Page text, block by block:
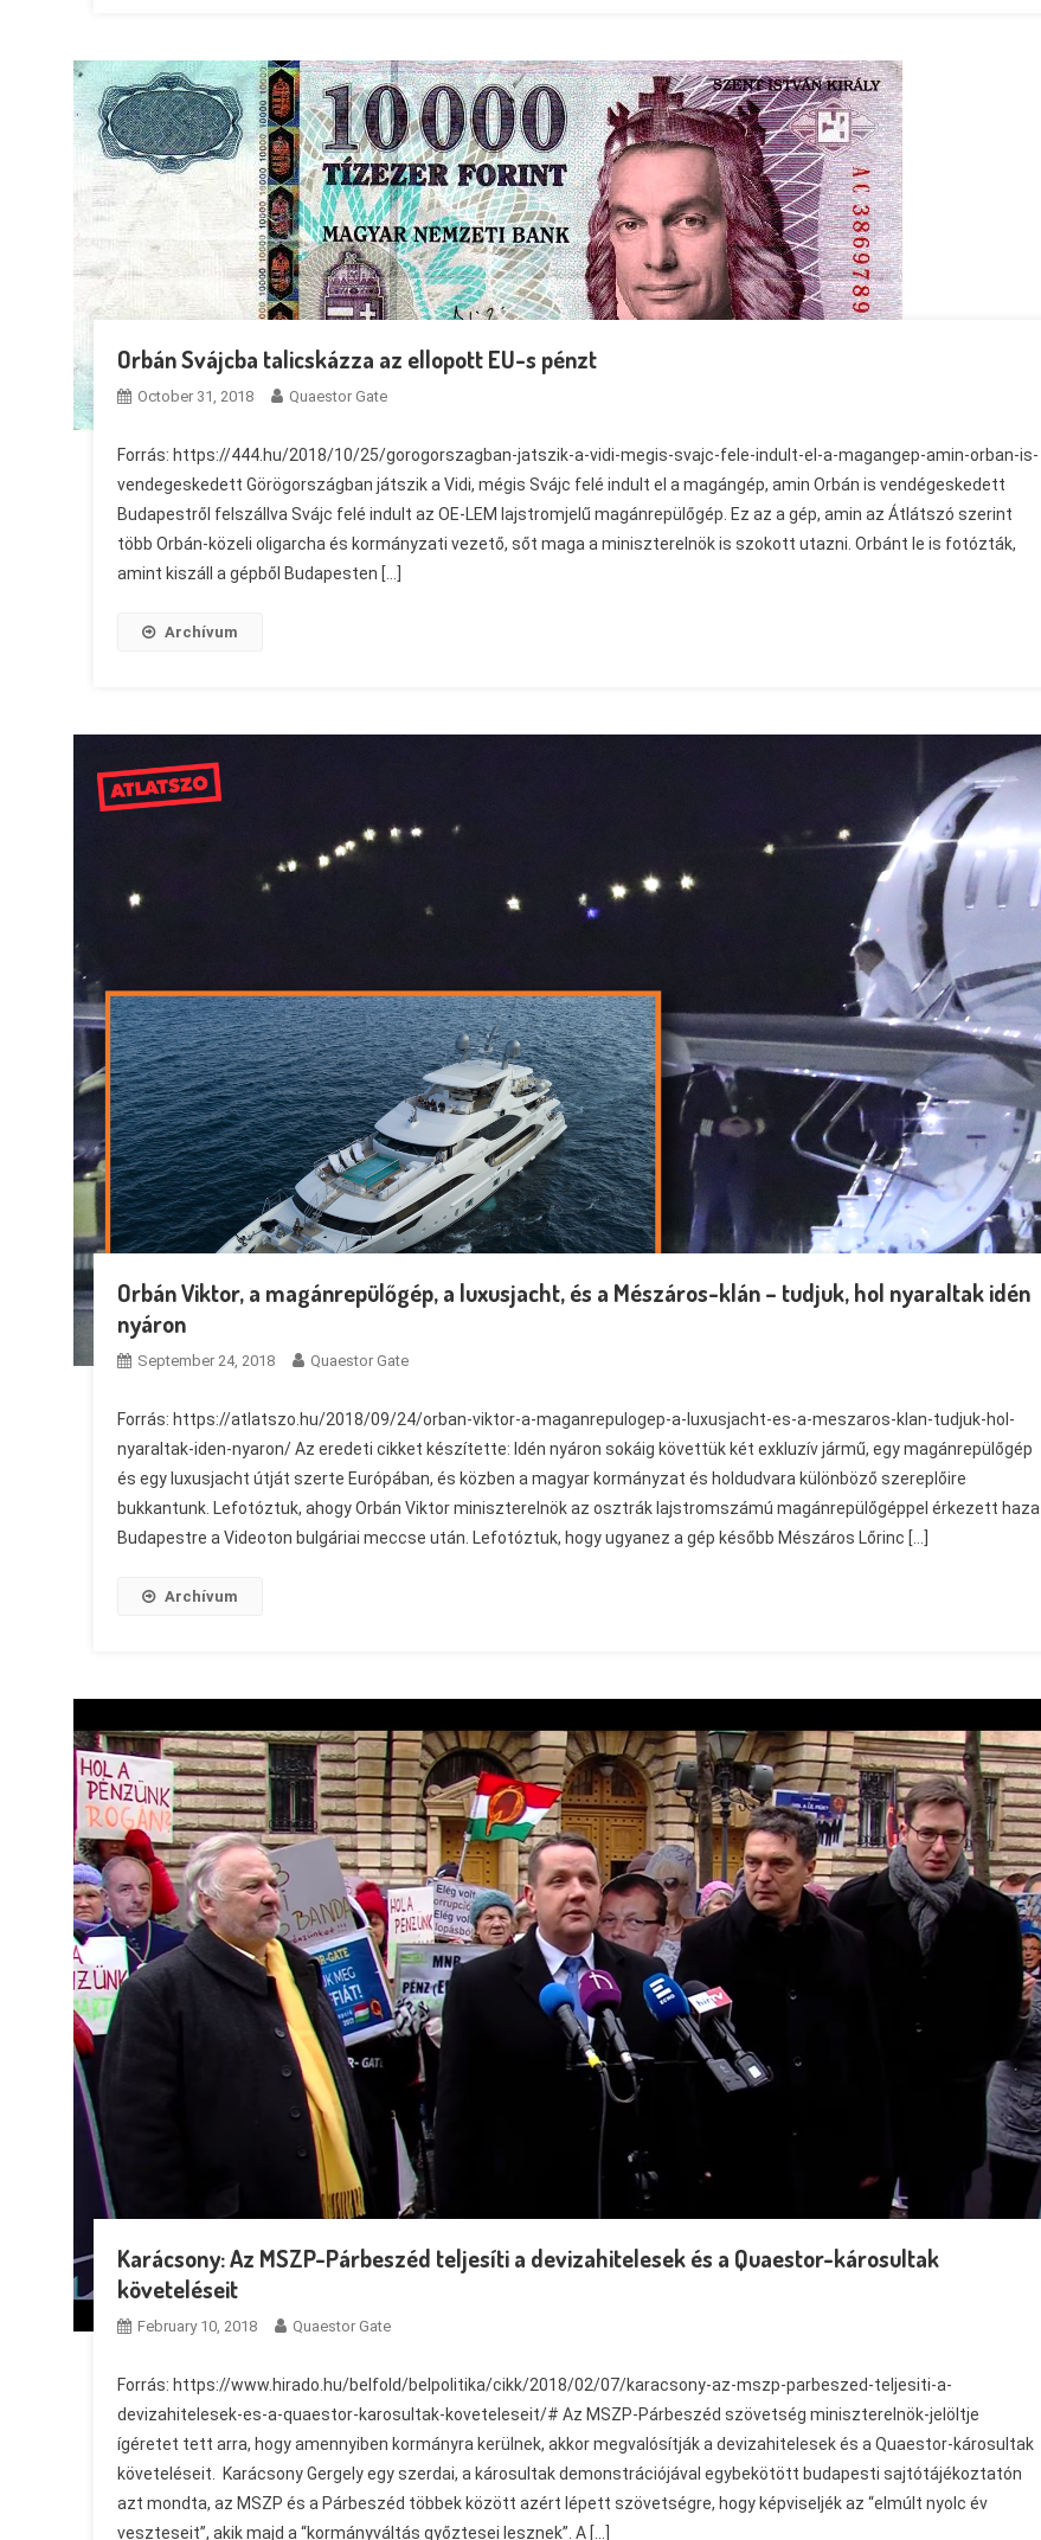
Orbán Svájcba talicskázza az ellopott EU-s pénzt
October 31, 2018 Quaestor Gate
Forrás: https://444.hu/2018/10/25/gorogorszagban-jatszik-a-vidi-megis-svajc-fele-indult-el-a-magangep-amin-orban-is-
vendegeskedett Görögországban játszik a Vidi, mégis Svájc felé indult el a magángép, amin Orbán is vendégeskedett
Budapestről felszállva Svájc felé indult az OE-LEM lajstromjelű magánrepülőgép. Ez az a gép, amin az Átlátszó szerint
több Orbán-közeli oligarcha és kormányzati vezető, sőt maga a miniszterelnök is szokott utazni. Orbánt le is fotózták,
amint kiszáll a gépből Budapesten […]
Archívum
Orbán Viktor, a magánrepülőgép, a luxusjacht, és a Mészáros-klán – tudjuk, hol nyaraltak idén
nyáron
September 24, 2018 Quaestor Gate
Forrás: https://atlatszo.hu/2018/09/24/orban-viktor-a-maganrepulogep-a-luxusjacht-es-a-meszaros-klan-tudjuk-hol-
nyaraltak-iden-nyaron/ Az eredeti cikket készítette: Idén nyáron sokáig követtük két exkluzív jármű, egy magánrepülőgép
és egy luxusjacht útját szerte Európában, és közben a magyar kormányzat és holdudvara különböző szereplőire
bukkantunk. Lefotóztuk, ahogy Orbán Viktor miniszterelnök az osztrák lajstromszámú magánrepülőgéppel érkezett haza
Budapestre a Videoton bulgáriai meccse után. Lefotóztuk, hogy ugyanez a gép később Mészáros Lőrinc […]
Archívum
Karácsony: Az MSZP-Párbeszéd teljesíti a devizahitelesek és a Quaestor-károsultak
követeléseit
February 10, 2018 Quaestor Gate
Forrás: https://www.hirado.hu/belfold/belpolitika/cikk/2018/02/07/karacsony-az-mszp-parbeszed-teljesiti-a-
devizahitelesek-es-a-quaestor-karosultak-koveteleseit/# Az MSZP-Párbeszéd szövetség miniszterelnök-jelöltje
ígéretet tett arra, hogy amennyiben kormányra kerülnek, akkor megvalósítják a devizahitelesek és a Quaestor-károsultak
követeléseit. Karácsony Gergely egy szerdai, a károsultak demonstrációjával egybekötött budapesti sajtótájékoztatón
azt mondta, az MSZP és a Párbeszéd többek között azért lépett szövetségre, hogy képviseljék az “elmúlt nyolc év
veszteseit”, akik majd a “kormányváltás győztesei lesznek”. A […]